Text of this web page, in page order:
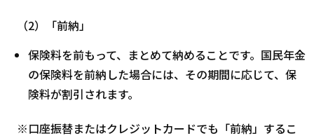
（2）「前納」
保険料を前もって、まとめて納めることです。国民年金
の保険料を前納した場合には、その期間に応じて、保
険料が割引されます。
※口座振替またはクレジットカードでも「前納」するこ